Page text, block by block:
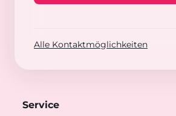
Alle Kontaktmöglichkeiten
Service